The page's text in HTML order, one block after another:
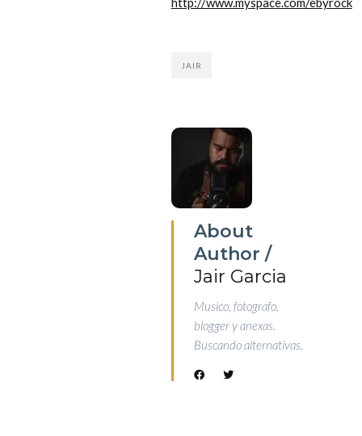
JAIR
About
Author /
Jair Garcia
Musico, fotografo,
blogger y anexas.
Buscando alternativas.